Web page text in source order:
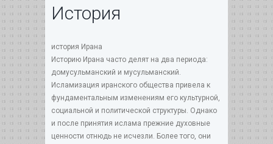
История
история Ирана
Историю Ирана часто делят на два периода:
домусульманский и мусульманский.
Исламизация иранского общества привела к
фундаментальным изменениям его культурной,
социальной и политической структуры. Однако
и после принятия ислама прежние духовные
ценности отнюдь не исчезли. Более того, они